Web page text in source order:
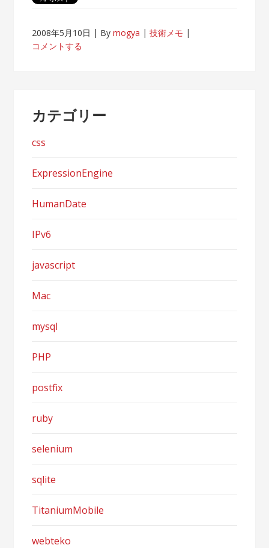
2008年5月10日 Bymogya
技術メモ
コメントする
カテゴリー
css
ExpressionEngine
HumanDate
IPv6
javascript
Mac
mysql
PHP
postfix
ruby
selenium
sqlite
TitaniumMobile
webteko